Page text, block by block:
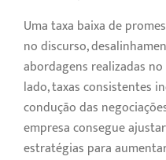
Uma taxa baixa de
no discurso,
abordagens realizadas
lado, taxas consistentes
condução das
empresa consegue
estratégias para